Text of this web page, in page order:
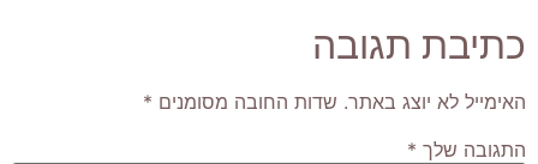
כתיבת תגובה
האימייל לא יוצג באתר. שדות החובה מסומנים *
התגובה שלך *